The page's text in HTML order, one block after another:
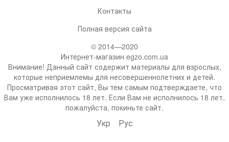
Контакты
Полная версия сайта
© 2014—2020
Интернет-магазин egzo.com.ua
Внимание! Данный сайт содержит материалы для взрослых,
которые неприемлемы для несовершеннолетних и детей.
Просматривая этот сайт, Вы тем самым подтверждаете, что
Вам уже исполнилось 18 лет. Если Вам не исполнилось 18 лет,
пожалуйста, покиньте сайт.
Укр Рус